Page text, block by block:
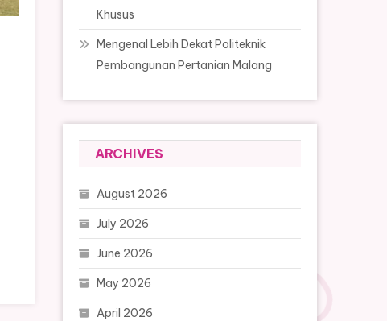
Khusus
Mengenal Lebih Dekat Politeknik
Pembangunan Pertanian Malang
ARCHIVES
August 2026
July 2026
June 2026
May 2026
April 2026